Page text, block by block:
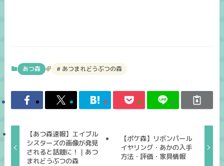
あつ森 あつまれどうぶつの森
【あつ森速報】エイブル
シスターズの画像が発見
されると話題に！｜あつ
まれどうぶつの森
【ポケ森】リボンパール
イヤリング・あかの入手
方法・評価・家具情報